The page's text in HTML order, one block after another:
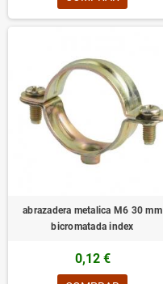
abrazadera metalica M6 30 mm
bicromatada index
0,12 €